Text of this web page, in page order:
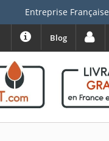
Entreprise Française
Blog